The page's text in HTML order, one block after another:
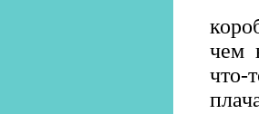
чем
что-